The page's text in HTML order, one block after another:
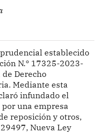
establecido
N.° 17325-2023-
Derecho
Mediante esta
infundado el
una empresa
reposición y otros,
Nueva Ley